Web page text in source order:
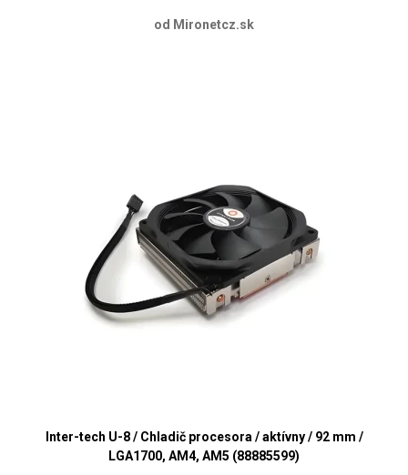
od Mironetcz.sk
Inter-tech U-8 / Chladič procesora / aktívny / 92 mm /
LGA1700, AM4, AM5 (88885599)